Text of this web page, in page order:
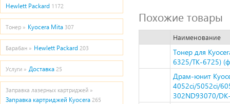
Hewlett Packard 1172
Тонер » Kyocera Mita 307
Барабан » Hewlett Packard 203
Услуги » Доставка 25
Заправка лазерных картриджей »
Заправка картриджей Kyocera 265
Похожие товары
Наименование
Тонер для
6325/TK-6725)
Драм-юнит
4052ci/5052ci/
302ND93070/